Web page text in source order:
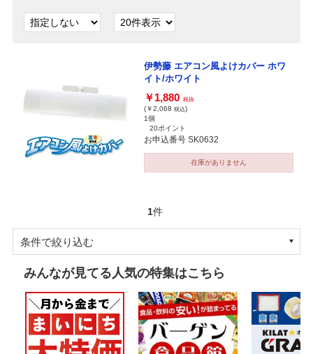
伊勢藤 エアコン風よけカバー ホワ
イト/ホワイト
￥1,880 税抜
(￥2,068 税込)
1個
20ポイント
お申込番号 SK0632
在庫がありません
1件
条件で絞り込む
みんなが見てる人気の特集はこちら